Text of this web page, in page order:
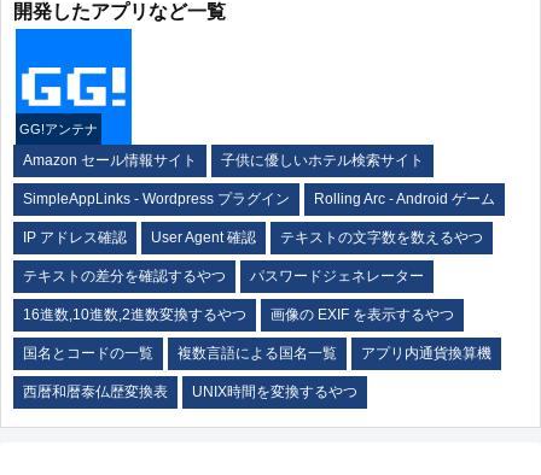
開発したアプリなど一覧
GG!アンテナ
Amazon セール情報サイト 子供に優しいホテル検索サイト
SimpleAppLinks - Wordpress プラグイン Rolling Arc - Android ゲーム
IP アドレス確認 User Agent 確認 テキストの文字数を数えるやつ
テキストの差分を確認するやつ パスワードジェネレーター
16進数,10進数,2進数変換するやつ 画像の EXIF を表示するやつ
国名とコードの一覧 複数言語による国名一覧 アプリ内通貨換算機
西暦和暦泰仏歴変換表 UNIX時間を変換するやつ